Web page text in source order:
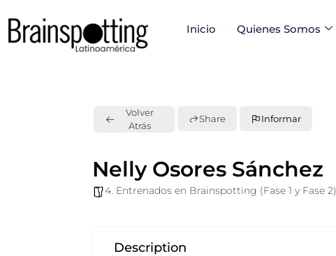
Ir
al
Inicio Quienes Somos
Volver
Atrás
Share Informar
Nelly Osores Sánchez
4. Entrenados en Brainspotting (Fase 1 y Fase 2)
Description